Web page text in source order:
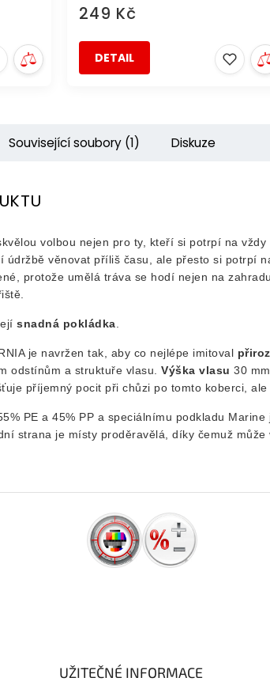
249 Kč
DETAIL
Související soubory (1) Diskuze
volbou nejen pro ty, kteří si potrpí na
údržbě věnovat příliš času, ale přesto si potrpí
protože umělá tráva se hodí nejen na
snadná pokládka
je navržen tak, aby co nejlépe imitoval
odstínům a struktuře vlasu.
Výška vlasu 30
příjemný pocit při chůzi po tomto koberci, ale
PE a 45% PP a speciálnímu podkladu
strana je místy proděravělá, díky čemuž může
UŽITEČNÉ INFORMACE